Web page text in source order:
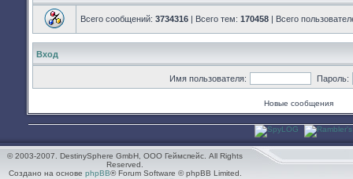
Всего сообщений: 3734316 | Всего тем: 170458 | Всего
Вход
Имя пользователя: Пароль:
Новые сообщения
© 2003-2007. DestinySphere GmbH, ООО Геймспейс. All Rights
Reserved.
Создано на основе phpBB® Forum Software © phpBB Limited.